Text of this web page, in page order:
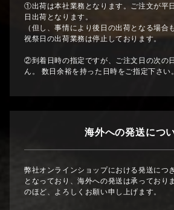
①出荷は本社業務となります。ご注文が平
日出荷となります。
（但し、事情により後日の出荷となる場合
祝祭日の出荷業務は停止しております。
②到着日時の指定ですが、ご注文日の次の
ん。 数日余裕を持った日時をご指定下さい。
海外への発送につ
弊社オンラインショップにおける発送につ
となっており、海外への発送は承っており
のほど、よろしくお願い申し上げます。